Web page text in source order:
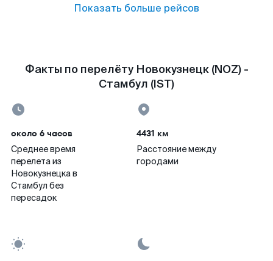
Показать больше рейсов
Факты по перелёту Новокузнецк (NOZ) -
Стамбул (IST)
около 6 часов
Среднее время
перелета из
Новокузнецка в
Стамбул без
пересадок
4431 км
Расстояние между
городами